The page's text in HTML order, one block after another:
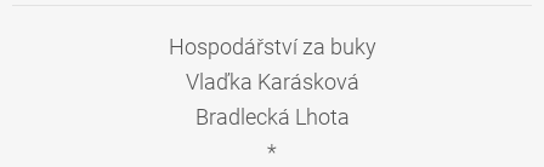
Hospodářství za buky
Vlaďka Karásková
Bradlecká Lhota
*